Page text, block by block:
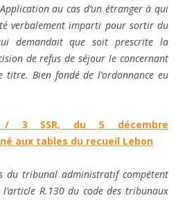
au cas d’un étranger à qui
verbalement imparti pour sortir du
demandait que soit prescrite la
de refus de séjour le concernant
Bien fondé de l’ordonnance eu
/ 3 SSR, du 5 décembre
aux tables du recueil Lebon
du tribunal administratif compétent
R.130 du code des tribunaux